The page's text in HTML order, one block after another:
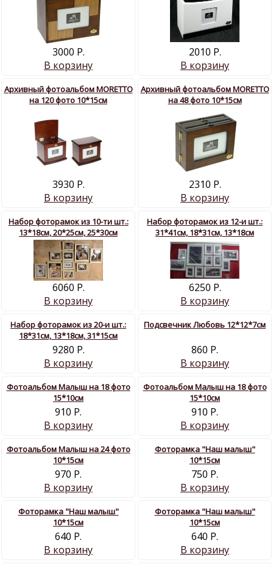
3000 Р.
В корзину
2010 Р.
В корзину
Архивный фотоальбом MORETTO
на 120 фото 10*15см
3930 Р.
В корзину
Архивный фотоальбом MORETTO
на 48 фото 10*15см
2310 Р.
В корзину
Набор фоторамок из 10-ти шт.:
13*18см, 20*25см, 25*30см
6060 Р.
В корзину
Набор фоторамок из 12-и шт.:
31*41см, 18*31см, 13*18см
6250 Р.
В корзину
Набор фоторамок из 20-и шт.:
18*31см, 13*18см, 31*15см
9280 Р.
В корзину
Подсвечник Любовь 12*12*7см
860 Р.
В корзину
Фотоальбом Малыш на 18 фото
15*10см
910 Р.
В корзину
Фотоальбом Малыш на 18 фото
15*10см
910 Р.
В корзину
Фотоальбом Малыш на 24 фото
10*15см
970 Р.
В корзину
Фоторамка "Наш малыш"
10*15см
750 Р.
В корзину
Фоторамка "Наш малыш"
10*15см
640 Р.
В корзину
Фоторамка "Наш малыш"
10*15см
640 Р.
В корзину